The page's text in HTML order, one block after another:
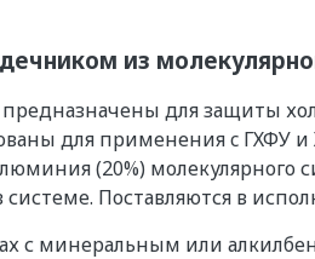
из
для защиты
для применения c
(20%) молекулярного
Поставляются в
с минеральным или